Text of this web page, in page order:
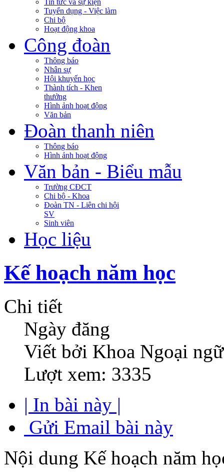
Tin tức và sự kiện
Tuyển dụng - Việc làm
Chi bộ
Hoạt động khoa
Công đoàn
Thông báo
Nhân sự
Hội khuyến học
Thành tích - Khen
thưởng
Hình ảnh hoạt động
Văn bản
Đoàn thanh niên
Thông báo
Hình ảnh hoạt động
Văn bản - Biểu mẫu
Trường CĐCT
Chi bộ - Khoa
Đoàn TN - Liên chi hội
SV
Sinh viên
Học liệu
Kế hoạch năm học
Chi tiết
Ngày đăng
Viết bởi Khoa Ngoại ngữ
Lượt xem: 3335
| In bài này |
Gửi Email bài này
Nội dung Kế hoạch năm